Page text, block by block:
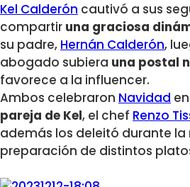
Kel Calderón cautivó a sus
compartir una graciosa
su padre, Hernán Calderón,
abogado subiera una postal
favorece a la influencer.
Ambos celebraron Navidad
pareja de Kel, el chef Renzo
además los deleitó durante la
preparación de distintos